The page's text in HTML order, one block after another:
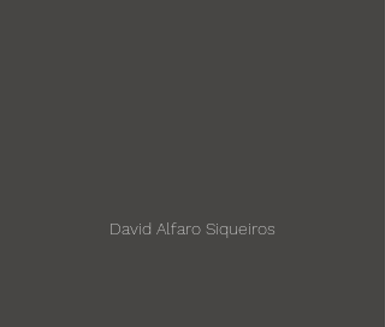
David Alfaro Siqueiros